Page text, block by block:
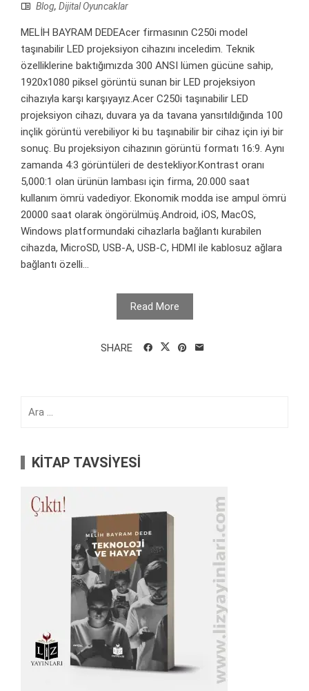
Blog, Dijital Oyuncaklar
MELİH BAYRAM DEDEAcer firmasının C250i model
taşınabilir LED projeksiyon cihazını inceledim. Teknik
özelliklerine baktığımızda 300 ANSI lümen gücüne sahip,
1920x1080 piksel görüntü sunan bir LED projeksiyon
cihazıyla karşı karşıyayız.Acer C250i taşınabilir LED
projeksiyon cihazı, duvara ya da tavana yansıtıldığında 100
inçlik görüntü verebiliyor ki bu taşınabilir bir cihaz için iyi bir
sonuç. Bu projeksiyon cihazının görüntü formatı 16:9. Aynı
zamanda 4:3 görüntüleri de destekliyor.Kontrast oranı
5,000:1 olan ürünün lambası için firma, 20.000 saat
kullanım ömrü vadediyor. Ekonomik modda ise ampul ömrü
20000 saat olarak öngörülmüş.Android, iOS, MacOS,
Windows platformundaki cihazlarla bağlantı kurabilen
cihazda, MicroSD, USB-A, USB-C, HDMI ile kablosuz ağlara
bağlantı özelli...
Read More
SHARE
KİTAP TAVSİYESİ